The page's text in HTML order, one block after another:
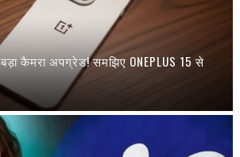
बड़ा कैमरा अपग्रेड! समझिए ONEPLUS 15 से